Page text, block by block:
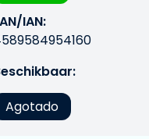
IAN:
Agotado